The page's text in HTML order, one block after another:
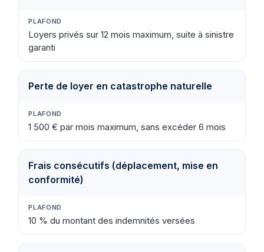
Loyers privés sur 12 mois maximum, suite à sinistre
garanti
Perte de loyer en catastrophe naturelle
1 500 € par mois maximum, sans excéder 6 mois
Frais consécutifs (déplacement, mise en
conformité)
10 % du montant des indemnités versées